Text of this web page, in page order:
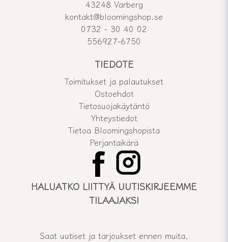
43248 Varberg
kontakt@bloomingshop.se
0732 - 30 40 02
556927-6750
TIEDOTE
Toimitukset ja palautukset
Ostoehdot
Tietosuojakäytäntö
Yhteystiedot
Tietoa Bloomingshopista
Perjantaikärä
HALUATKO LIITTYÄ UUTISKIRJEEMME
TILAAJAKSI
Saat uutiset ja tarjoukset ennen muita.